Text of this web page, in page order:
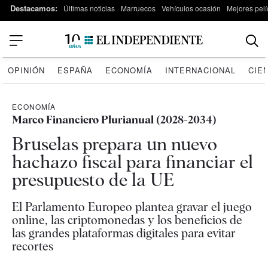
Destacamos: Últimas noticias Marruecos Vehículos ocasión Mejores
OPINIÓN ESPAÑA ECONOMÍA INTERNACIONAL
ECONOMÍA
Marco Financiero Plurianual (2028-2034)
Bruselas prepara un nuevo
hachazo fiscal para financiar el
presupuesto de la UE
El Parlamento Europeo plantea gravar el juego
online, las criptomonedas y los beneficios de
las grandes plataformas digitales para evitar
recortes